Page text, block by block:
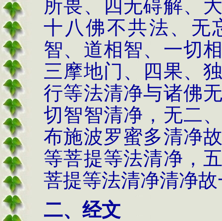
所畏、四无碍解、
十八佛不共法、无
智、道相智、一切
三摩地门、四果、
行等法清净与诸佛
切智智清净，无二
布施波罗蜜多清净
等菩提等法清净，
菩提等法清净清净
二、经文